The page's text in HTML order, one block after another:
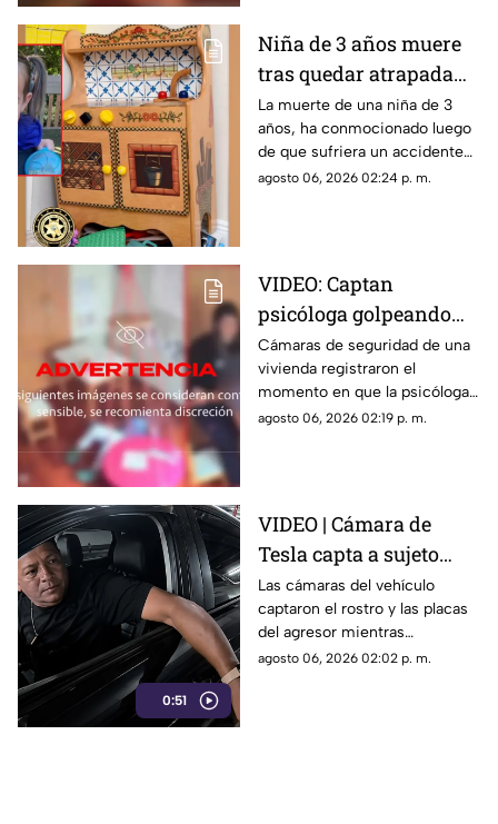
Niña de 3 años muere
tras quedar atrapada
en cocina de juguete
La muerte de una niña de 3
años, ha conmocionado luego
de que sufriera un accidente
doméstico con una cocina de
agosto 06, 2026 02:24 p. m.
VIDEO: Captan
psicóloga golpeando
brutalmente a niño
INDEFENSO con
autismo y epilepsia
Cámaras de seguridad de una
vivienda registraron el
momento en que la psicóloga
agredió físicamente a un niño
agosto 06, 2026 02:19 p. m.
0:51
VIDEO | Cámara de
Tesla capta a sujeto
rayando el auto en
estacionamiento
Las cámaras del vehículo
captaron el rostro y las placas
del agresor mientras
vandalizaba la pintura. Esto
agosto 06, 2026 02:02 p. m.